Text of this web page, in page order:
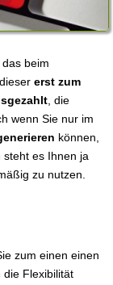
beim
erst zum
, die
wenn Sie nur im
können,
steht es Ihnen ja
zu nutzen.
zum einen einen
die Flexibilität